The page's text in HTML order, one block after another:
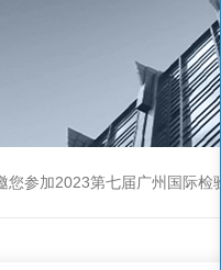
第七届广州国际检验医学与体外诊断产品暨体检中心展